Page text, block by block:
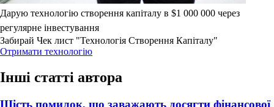
Дарую технологію створення капіталу в $1 000 000 через
регулярне інвестування
Забирай Чек лист "Технологія Створення Капіталу"
Отримати технологію
Інші статті автора
Шість помилок, що заважають досягти фінансової